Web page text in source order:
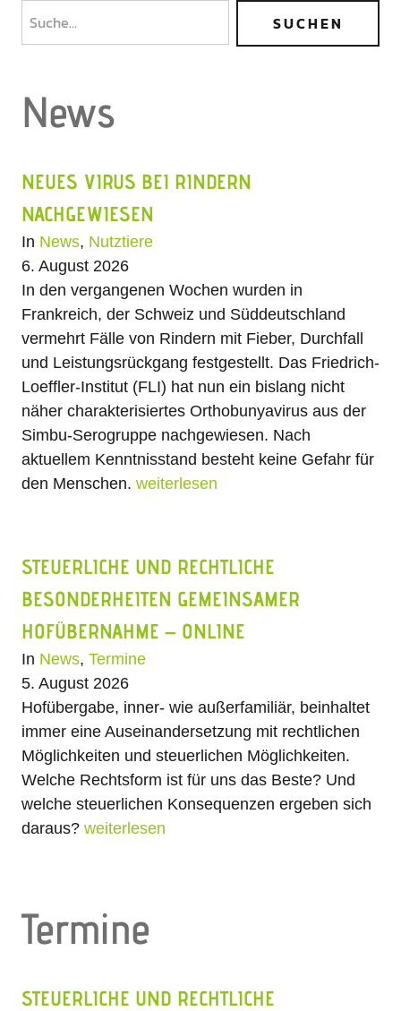
News
NEUES VIRUS BEI RINDERN
NACHGEWIESEN
In News, Nutztiere
6. August 2026
In den vergangenen Wochen wurden in
Frankreich, der Schweiz und Süddeutschland
vermehrt Fälle von Rindern mit Fieber, Durchfall
und Leistungsrückgang festgestellt. Das Friedrich-
Loeffler-Institut (FLI) hat nun ein bislang nicht
näher charakterisiertes Orthobunyavirus aus der
Simbu-Serogruppe nachgewiesen. Nach
aktuellem Kenntnisstand besteht keine Gefahr für
den Menschen. weiterlesen
STEUERLICHE UND RECHTLICHE
BESONDERHEITEN GEMEINSAMER
HOFÜBERNAHME – ONLINE
In News, Termine
5. August 2026
Hofübergabe, inner- wie außerfamiliär, beinhaltet
immer eine Auseinandersetzung mit rechtlichen
Möglichkeiten und steuerlichen Möglichkeiten.
Welche Rechtsform ist für uns das Beste? Und
welche steuerlichen Konsequenzen ergeben sich
daraus?weiterlesen
Termine
STEUERLICHE UND RECHTLICHE